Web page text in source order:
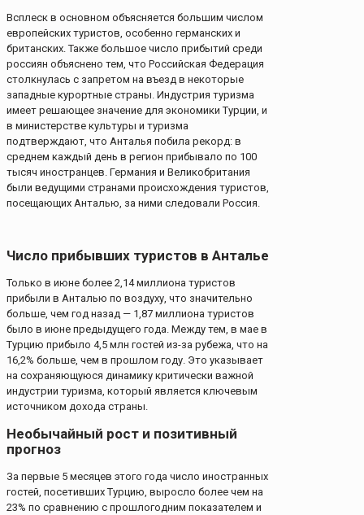
Всплеск в основном объясняется большим числом
европейских туристов, особенно германских и
британских. Также большое число прибытий среди
россиян объяснено тем, что Российская Федерация
столкнулась с запретом на въезд в некоторые
западные курортные страны. Индустрия туризма
имеет решающее значение для экономики Турции, и
в министерстве культуры и туризма
подтверждают, что Анталья побила рекорд: в
среднем каждый день в регион прибывало по 100
тысяч иностранцев. Германия и Великобритания
были ведущими странами происхождения туристов,
посещающих Анталью, за ними следовали Россия.
Число прибывших туристов в Анталье
Только в июне более 2,14 миллиона туристов
прибыли в Анталью по воздуху, что значительно
больше, чем год назад — 1,87 миллиона туристов
было в июне предыдущего года. Между тем, в мае в
Турцию прибыло 4,5 млн гостей из-за рубежа, что на
16,2% больше, чем в прошлом году. Это указывает
на сохраняющуюся динамику критически важной
индустрии туризма, который является ключевым
источником дохода страны.
Необычайный рост и позитивный
прогноз
За первые 5 месяцев этого года число иностранных
гостей, посетивших Турцию, выросло более чем на
23% по сравнению с прошлогодним показателем и